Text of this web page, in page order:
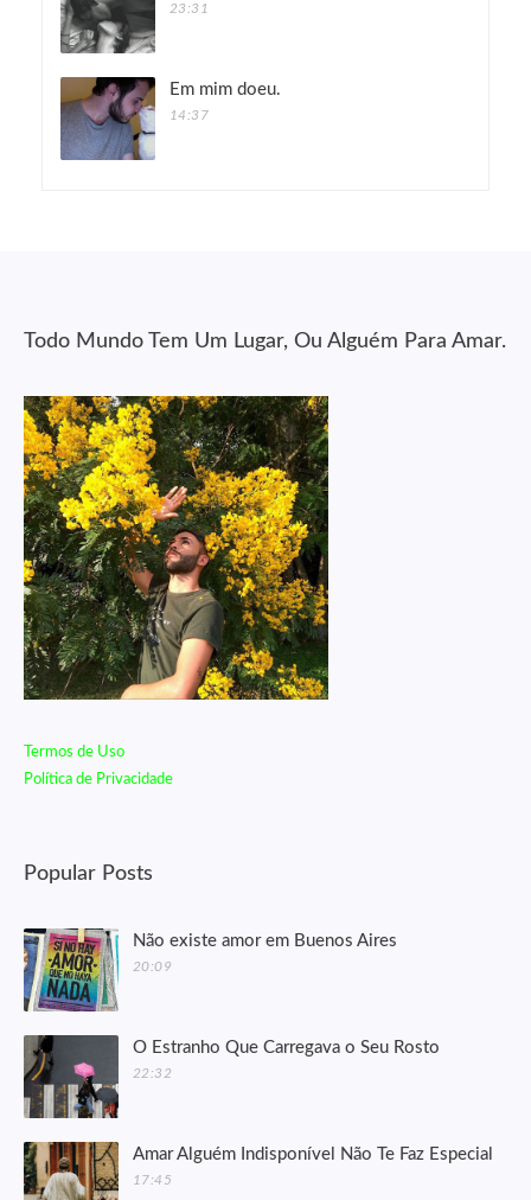
23:31
Em mim doeu.
14:37
Todo Mundo Tem Um Lugar, Ou Alguém Para Amar.
Termos de Uso
Política de Privacidade
Popular Posts
Não existe amor em Buenos Aires
20:09
O Estranho Que Carregava o Seu Rosto
22:32
Amar Alguém Indisponível Não Te Faz Especial
17:45